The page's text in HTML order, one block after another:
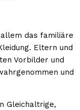
das familiäre
Eltern und
Vorbilder und
und
Gleichaltrige,